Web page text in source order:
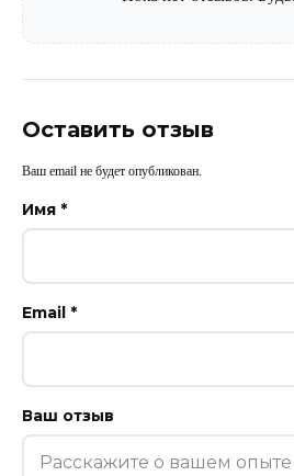
Оставить отзыв
Ваш email не будет опубликован.
Имя *
Email *
Ваш отзыв